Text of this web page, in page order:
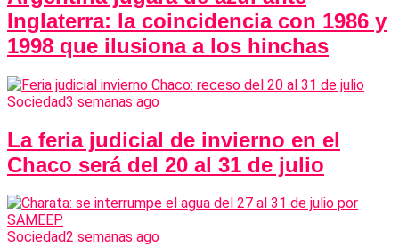
Inglaterra: la coincidencia con 1986 y
1998 que ilusiona a los hinchas
Sociedad3 semanas ago
La feria judicial de invierno en el
Chaco será del 20 al 31 de julio
Sociedad2 semanas ago